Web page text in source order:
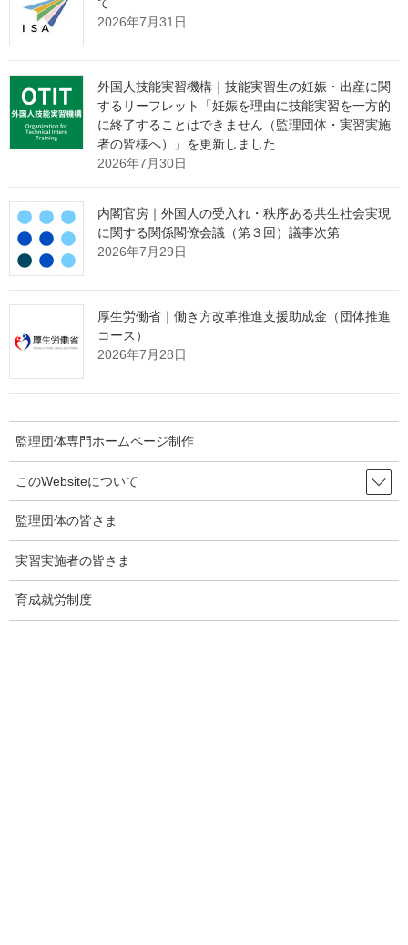
＜技能実習計画の認定の取消しの内
容（詳細は別紙２から別紙５まで）
＞
２ 技能実習計画の認定の取消しを行った実習実施者
(１) 児島段ボール株式会社（代表取締役 児嶋 圭多朗、
(２) 株式会社伸和建設（代表取締役 野見山 良介）
(３) 松木産業株式会社（代表取締役 松木 喜一、代表取
締役 松木 一史）
(４) マルトモ株式会社（代表取締役 明関 眸）
■別紙１ 監理団体に対する取消しの内容（四国国際交流事業
■別紙２ 技能実習計画の認定の取消しの内容（児島段ボール
■別紙４ 技能実習計画の認定の取消しの内容（松木産業株式
会社）
■別紙５ 技能実習計画の認定の取消しの内容（マルトモ株式
会社）
■別紙６ 参照条文
【別紙１～５】監理団体に対する許可取消しの内容及び技能
実習計画の認定の取消しの内容［PDF形式：76KB］
【別紙６】参照条文［PDF形式：90KB］
2026年7月31日
外国人技能実習機構｜技能実習生の妊娠・出産に関
するリーフレット「妊娠を理由に技能実習を一方的
に終了することはできません（監理団体・実習実施
者の皆様へ）」を更新しました
2026年7月30日
内閣官房｜外国人の受入れ・秩序ある共生社会実現
に関する関係閣僚会議（第３回）議事次第
2026年7月29日
厚生労働省｜働き方改革推進支援助成金（団体推進
コース）
2026年7月28日
監理団体専門ホームページ制作
このWebsiteについて
監理団体の皆さま
実習実施者の皆さま
育成就労制度